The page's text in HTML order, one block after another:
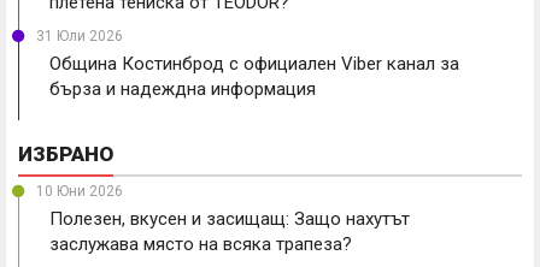
31 Юли 2026
Община Костинброд с официален Viber канал за
бърза и надеждна информация
ИЗБРАНО
10 Юни 2026
Полезен, вкусен и засищащ: Защо нахутът
заслужава място на всяка трапеза?